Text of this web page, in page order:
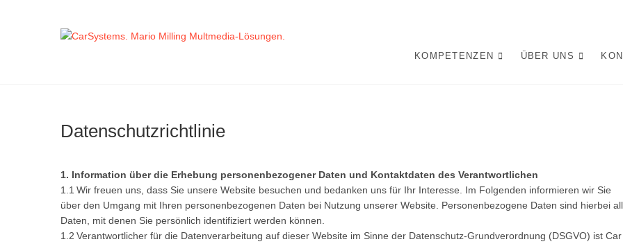
CarSystems. Mario Milling
KOMPETENZEN ÜBER UNS
Datenschutzrichtlinie
1. Information über die Erhebung personenbezogener Daten und Kontaktdaten des Verantwortlichen
1.1 Wir freuen uns, dass Sie unsere Website besuchen und bedanken uns für Ihr Interesse. Im Folgenden informieren wir Sie
über den Umgang mit Ihren personenbezogenen Daten bei Nutzung unserer Website. Personenbezogene Daten sind hierbei
Daten, mit denen Sie persönlich identifiziert werden können.
1.2 Verantwortlicher für die Datenverarbeitung auf dieser Website im Sinne der Datenschutz-Grundverordnung (DSGVO) ist Car